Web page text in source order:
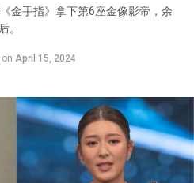
金手指》拿下第6座金像影帝，余
。
on April 15, 2024